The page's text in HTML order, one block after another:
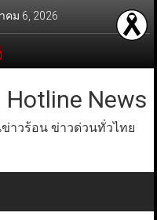
ม 6, 2026
Hotline News
ข่าวร้อน ข่าวด่วนทั่วไทย